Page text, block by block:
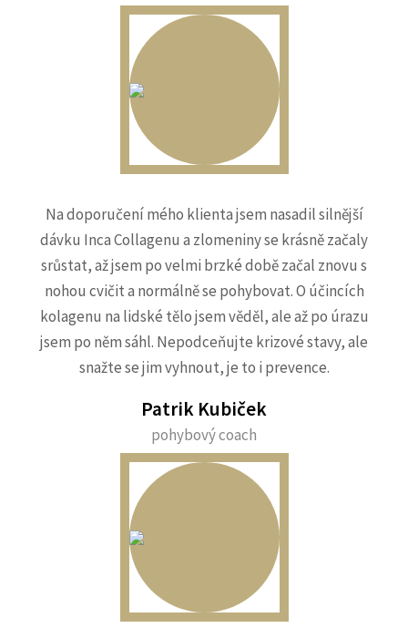
Na doporučení mého klienta jsem nasadil silnější
dávku Inca Collagenu a zlomeniny se krásně začaly
srůstat, až jsem po velmi brzké době začal znovu s
nohou cvičit a normálně se pohybovat. O účincích
kolagenu na lidské tělo jsem věděl, ale až po úrazu
jsem po něm sáhl. Nepodceňujte krizové stavy, ale
snažte se jim vyhnout, je to i prevence.
Patrik Kubiček
pohybový coach